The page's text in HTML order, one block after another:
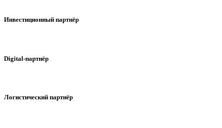
Инвестиционный партнёр
Digital-партнёр
Логистический партнёр